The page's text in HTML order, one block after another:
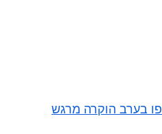
בערב הוקרה מרגש